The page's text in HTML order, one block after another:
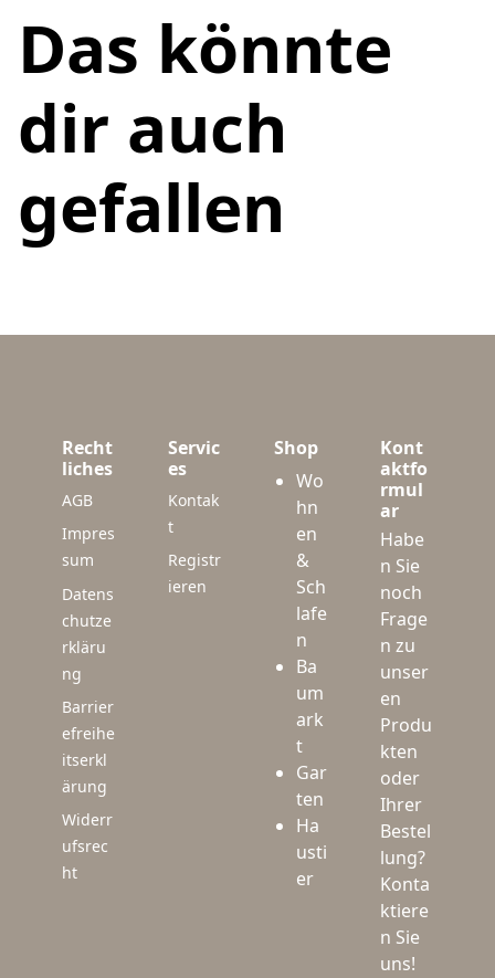
Das könnte
dir auch
gefallen
Recht
liches
AGB
Impres
sum
Datens
chutze
rkläru
ng
Barrier
efreihe
itserkl
ärung
Widerr
ufsrec
ht
Servic
es
Kontak
t
Registr
ieren
Shop
Wo
hn
en
&
Sch
lafe
n
Ba
um
ark
t
Gar
ten
Ha
usti
er
Kont
aktfo
rmul
ar
Habe
n Sie
noch
Frage
n zu
unser
en
Produ
kten
oder
Ihrer
Bestel
lung?
Konta
ktiere
n Sie
uns!